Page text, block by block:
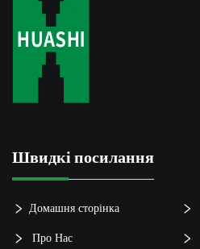
Швидкі посилання
Домашня сторінка
Про Нас